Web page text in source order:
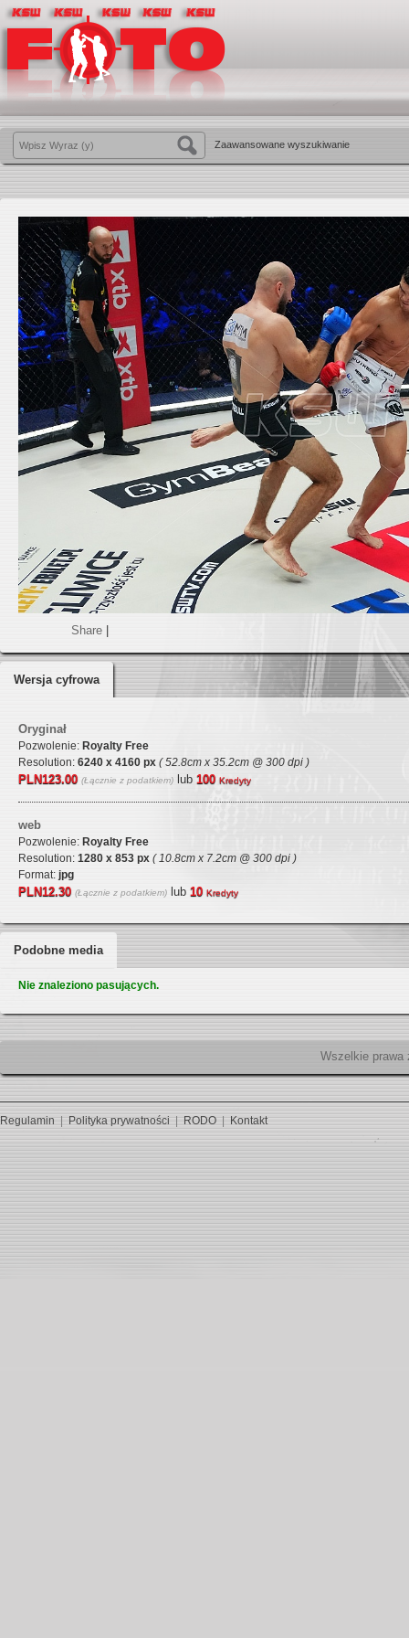
Zaawansowane wyszukiwanie
Share
Wersja cyfrowa
Oryginał
Pozwolenie: Royalty Free
Resolution: 6240 x 4160 px ( 52.8cm x 35.2cm @ 300 dpi )
PLN123.00 (Łącznie z podatkiem) lub 100 Kredyty
web
Pozwolenie: Royalty Free
Resolution: 1280 x 853 px ( 10.8cm x 7.2cm @ 300 dpi )
Format: jpg
PLN12.30 (Łącznie z podatkiem) lub 10 Kredyty
Podobne media
Nie znaleziono pasujących.
Regulamin Polityka prywatności RODO Kontakt